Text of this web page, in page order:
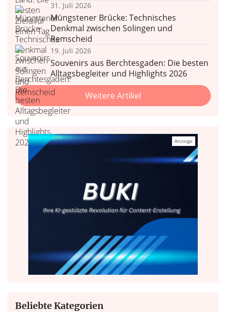
31. Juli 2026
Müngstener Brücke: Technisches
Denkmal zwischen Solingen und
Remscheid
19. Juli 2026
Souvenirs aus Berchtesgaden: Die besten
Alltagsbegleiter und Highlights 2026
Weitere Artikel
Beliebte Kategorien